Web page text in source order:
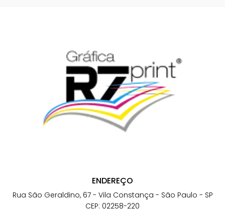
ENDEREÇO
Rua São Geraldino, 67 - Vila Constança - São Paulo - SP
CEP: 02258-220